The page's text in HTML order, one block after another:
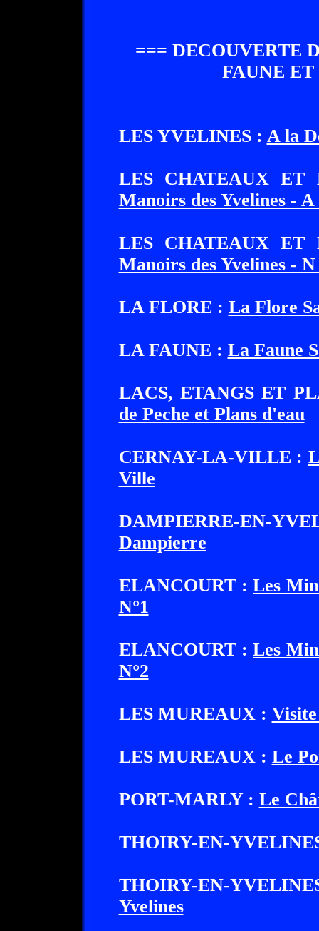
=== DECOUVERTE
FAUNE
LES YVELINES : A la
LES CHATEAUX
Manoirs des Yvelines -
LES CHATEAUX
Manoirs des Yvelines -
LA FLORE : La Flore
LA FAUNE : La Faune
LACS, ETANGS ET
de Peche et Plans d'eau
CERNAY-LA-VILLE :
Ville
DAMPIERRE-EN-
Dampierre
ELANCOURT :Les
N°1
ELANCOURT :Les
N°2
LES MUREAUX :
LES MUREAUX : Le
PORT-MARLY : Le
THOIRY-EN-
THOIRY-EN-
Yvelines